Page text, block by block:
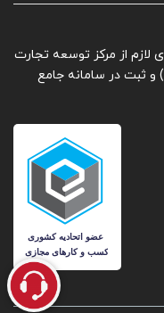
لازم از مرکز توسعه تجارت
و ثبت در سامانه جامع